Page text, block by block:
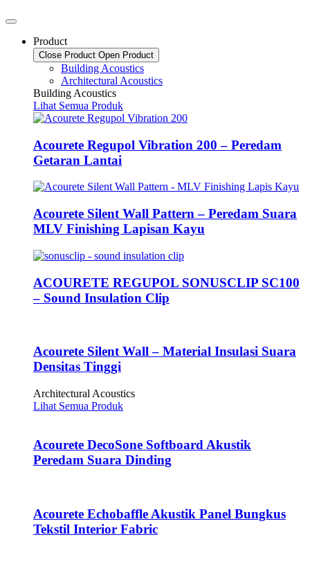
Product
Close Product Open Product
Building Acoustics
Architectural Acoustics
Building Acoustics
Lihat Semua Produk
Acourete Regupol Vibration 200 – Peredam
Getaran Lantai
Acourete Silent Wall Pattern – Peredam Suara
MLV Finishing Lapisan Kayu
ACOURETE REGUPOL SONUSCLIP SC100
– Sound Insulation Clip
Acourete Silent Wall – Material Insulasi Suara
Densitas Tinggi
Architectural Acoustics
Lihat Semua Produk
Acourete DecoSone Softboard Akustik
Peredam Suara Dinding
Acourete Echobaffle Akustik Panel Bungkus
Tekstil Interior Fabric